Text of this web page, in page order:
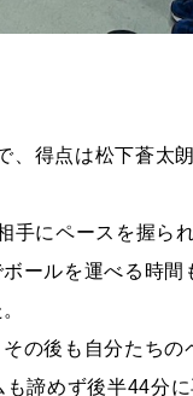
得点は松下蒼太
にペースを握ら
ールを運べる時
の後も自分たち
諦めず後半44分